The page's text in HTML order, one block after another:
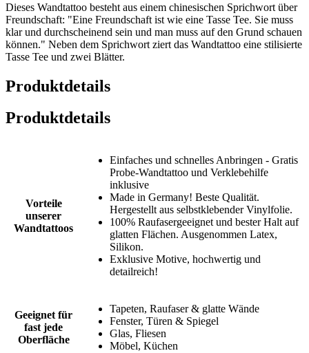
Dieses Wandtattoo besteht aus einem chinesischen Sprichwort über
Freundschaft: "Eine Freundschaft ist wie eine Tasse Tee. Sie muss
klar und durchscheinend sein und man muss auf den Grund schauen
können." Neben dem Sprichwort ziert das Wandtattoo eine stilisierte
Tasse Tee und zwei Blätter.
Produktdetails
Produktdetails
Vorteile
unserer
Wandtattoos
Einfaches und schnelles Anbringen - Gratis
Probe-Wandtattoo und Verklebehilfe
inklusive
Made in Germany! Beste Qualität.
Hergestellt aus selbstklebender Vinylfolie.
100% Raufasergeeignet und bester Halt auf
glatten Flächen. Ausgenommen Latex,
Silikon.
Exklusive Motive, hochwertig und
detailreich!
Geeignet für
fast jede
Oberfläche
Tapeten, Raufaser & glatte Wände
Fenster, Türen & Spiegel
Glas, Fliesen
Möbel, Küchen